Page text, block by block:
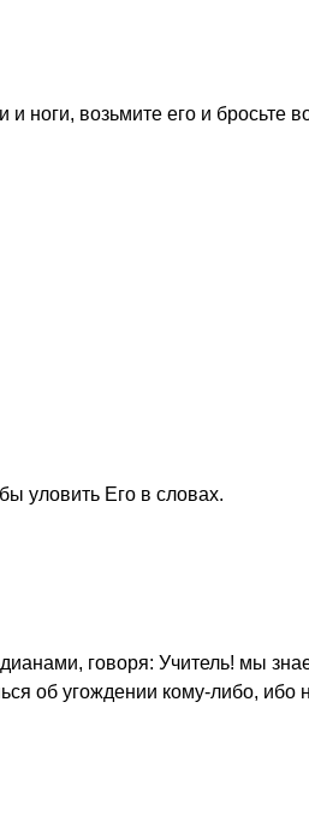
и ноги, возьмите его и бросьте
уловить Его в словах.
говоря: Учитель! мы
об угождении кому-либо, ибо